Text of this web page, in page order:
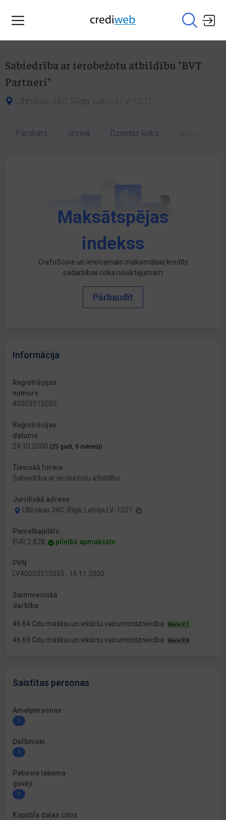
Sabiedrība ar ierobežotu atbildību "BVT
Partneri"
Ulbrokas 34C, Rīga, Latvija LV-1021
Pārskats Izziņa Dzimtas koks
Maksātspējas
indekss
CrefoScore un ieteicamais maksimālais kredīts
sadarbības riska novērtējumam
Pārbaudīt
Informācija
Reģistrācijas
numurs
40003515055
Reģistrācijas
datums
24.10.2000 (25 gadi, 9 mēneši)
Tiesiskā forma
Sabiedrība ar ierobežotu atbildību
Juridiskā adrese
Ulbrokas 34C, Rīga, Latvija LV-1021
Pamatkapitāls
EUR 2 828,
pilnībā apmaksāts
PVN
LV40003515055 , 16.11.2000
Saimnieciskā
darbība
46.64 Citu mašīnu un iekārtu vairumtirdzniecība Nace 2.1
46.69 Citu mašīnu un iekārtu vairumtirdzniecība Nace 2.0
Saistītas personas
Amatpersonas
1
Dalībnieki
1
Patiesie labuma
guvēji
1
Kapitāla daļas citos